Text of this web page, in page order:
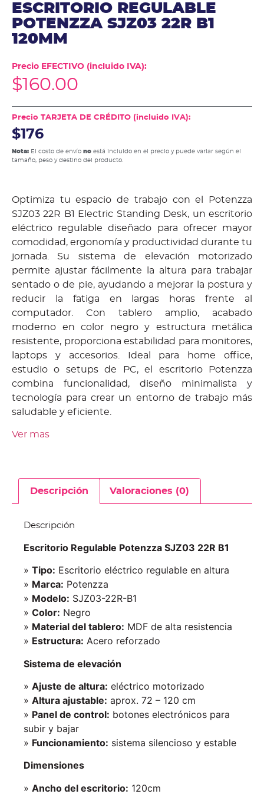
ESCRITORIO REGULABLE
POTENZZA SJZ03 22R B1
120MM
Precio EFECTIVO (incluido IVA):
$160.00
Precio TARJETA DE CRÉDITO (incluido IVA):
$176
Nota: El costo de envío no está incluido en el precio y puede variar según el
tamaño, peso y destino del producto.
Optimiza tu espacio de trabajo con el Potenzza
SJZ03 22R B1 Electric Standing Desk, un escritorio
eléctrico regulable diseñado para ofrecer mayor
comodidad, ergonomía y productividad durante tu
jornada. Su sistema de elevación motorizado
permite ajustar fácilmente la altura para trabajar
sentado o de pie, ayudando a mejorar la postura y
reducir la fatiga en largas horas frente al
computador. Con tablero amplio, acabado
moderno en color negro y estructura metálica
resistente, proporciona estabilidad para monitores,
laptops y accesorios. Ideal para home office,
estudio o setups de PC, el escritorio Potenzza
combina funcionalidad, diseño minimalista y
tecnología para crear un entorno de trabajo más
saludable y eficiente.
Ver mas
Descripción Valoraciones (0)
Descripción
Escritorio Regulable Potenzza SJZ03 22R B1
» Tipo: Escritorio eléctrico regulable en altura
» Marca: Potenzza
» Modelo: SJZ03-22R-B1
» Color: Negro
» Material del tablero: MDF de alta resistencia
» Estructura: Acero reforzado
Sistema de elevación
» Ajuste de altura: eléctrico motorizado
» Altura ajustable: aprox. 72 – 120 cm
» Panel de control: botones electrónicos para
subir y bajar
» Funcionamiento: sistema silencioso y estable
Dimensiones
» Ancho del escritorio: 120cm